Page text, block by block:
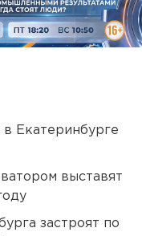
в Екатеринбурге
выставят
застроят по